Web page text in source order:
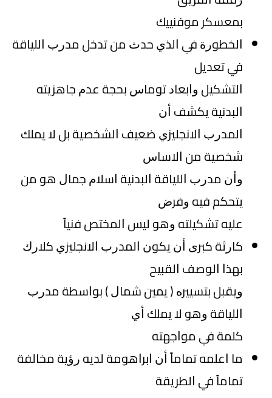
ﺑﻤﻌﺴﻜﺮ ﻣﻮﻓﻨﻴﻴﻚ
ﺍﻟﺨﻄﻮﺭﺓ ﻓﻲ ﺍﻟﺬﻱ ﺣﺪﺙ ﻣﻦ ﺗﺪﺧﻞ ﻣﺪﺭﺏ ﺍﻟﻠﻴﺎﻗﺔ
ﻓﻲ ﺗﻌﺪﻳﻞ
ﺍﻟﺘﺸﻜﻴﻞ ﻭﺍﺑﻌﺎﺩ ﺗﻮﻣﺎﺱ ﺑﺤﺠﺔ ﻋﺪﻡ ﺟﺎﻫﺰﻳﺘﻪ
ﺍﻟﺒﺪﻧﻴﺔ ﻳﻜﺸﻒ ﺃﻥ
ﺍﻟﻤﺪﺭﺏ ﺍﻻﻧﺠﻠﻴﺰﻱ ﺿﻌﻴﻒ ﺍﻟﺸﺨﺼﻴﺔ ﺑﻞ ﻻ ﻳﻤﻠﻚ
ﺷﺨﺼﻴﺔ ﻣﻦ ﺍﻻﺳﺎﺱ
ﻭﺃﻥ ﻣﺪﺭﺏ ﺍﻟﻠﻴﺎﻗﺔ ﺍﻟﺒﺪﻧﻴﺔ ﺍﺳﻼﻡ ﺟﻤﺎﻝ ﻫﻮ ﻣﻦ
ﻳﺘﺤﻜﻢ ﻓﻴﻪ ﻭﻓﺮﺽ
ﻋﻠﻴﻪ ﺗﺸﻜﻴﻠﺘﻪ ﻭﻫﻮ ﻟﻴﺲ ﺍﻟﻤﺨﺘﺺ ﻓﻨﻴﺎً
ﻛﺎﺭﺛﺔ ﻛﺒﺮﻯ ﺃﻥ ﻳﻜﻮﻥ ﺍﻟﻤﺪﺭﺏ ﺍﻻﻧﺠﻠﻴﺰﻱ ﻛﻼﺭﻙ
ﺑﻬﺬﺍ ﺍﻟﻮﺻﻒ ﺍﻟﻘﺒﻴﺢ
ﻭﻳﻘﺒﻞ ﺑﺘﺴﻴﻴﺮﻩ ‏( ﻳﻤﻴﻦ ﺷﻤﺎﻝ ‏) ﺑﻮﺍﺳﻄﺔ ﻣﺪﺭﺏ
ﺍﻟﻠﻴﺎﻗﺔ ﻭﻫﻮ ﻻ ﻳﻤﻠﻚ ﺃﻱ
ﻛﻠﻤﺔ ﻓﻲ ﻣﻮﺍﺟﻬﺘﻪ
ﻣﺎ ﺍﻋﻠﻤﻪ ﺗﻤﺎﻣﺎً ﺃﻥ ﺍﺑﺮﺍﻫﻮﻣﺔ ﻟﺪﻳﻪ ﺭﺅﻳﺔ ﻣﺨﺎﻟﻔﺔ
ﺗﻤﺎﻣﺎً ﻓﻲ ﺍﻟﻄﺮﻳﻘﺔ